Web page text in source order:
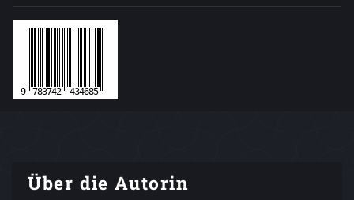
Über die Autorin